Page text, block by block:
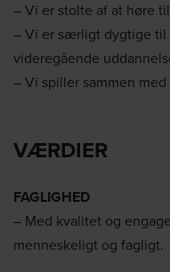
– Vi er stolte af at høre
– Vi er særligt dygtige til
videregående
– Vi spiller sammen
VÆRDIER
FAGLIGHED
– Med kvalitet og
menneskeligt og fagligt.